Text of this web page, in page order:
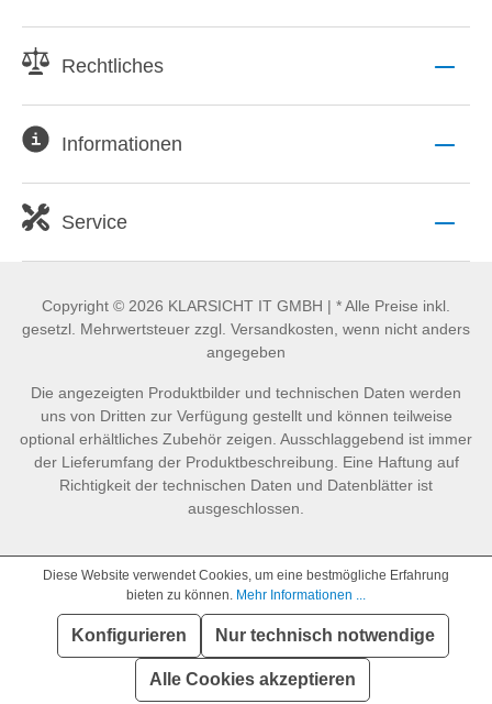
Rechtliches
Informationen
Service
Copyright © 2026 KLARSICHT IT GMBH | * Alle Preise inkl.
gesetzl. Mehrwertsteuer zzgl. Versandkosten, wenn nicht anders
angegeben
Die angezeigten Produktbilder und technischen Daten werden
uns von Dritten zur Verfügung gestellt und können teilweise
optional erhältliches Zubehör zeigen. Ausschlaggebend ist immer
der Lieferumfang der Produktbeschreibung. Eine Haftung auf
Richtigkeit der technischen Daten und Datenblätter ist
ausgeschlossen.
Diese Website verwendet Cookies, um eine bestmögliche Erfahrung
bieten zu können. Mehr Informationen ...
Konfigurieren Nur technisch notwendige
Alle Cookies akzeptieren
SEHR GUT (4.86 / 5)
Bewertungen bei: idealo.de, geizhals.de, google.com, shopvote.de ⓘ
Informationen zur Echtheit der Bewertungen